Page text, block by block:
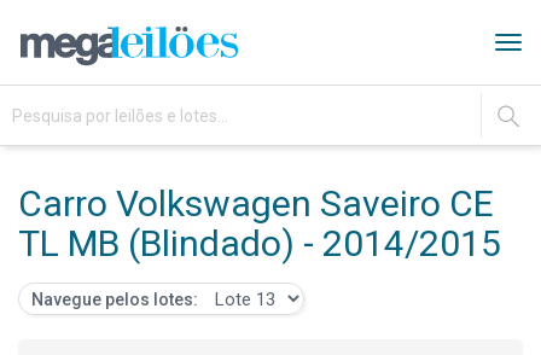
IR
Carro Volkswagen Saveiro CE
TL MB (Blindado) - 2014/2015
Navegue pelos lotes: